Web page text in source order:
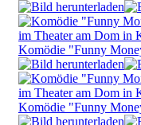
Komödie "Funny
Komödie "Funny